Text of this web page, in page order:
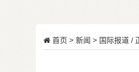
首页 > 新闻 > 国际报道 /